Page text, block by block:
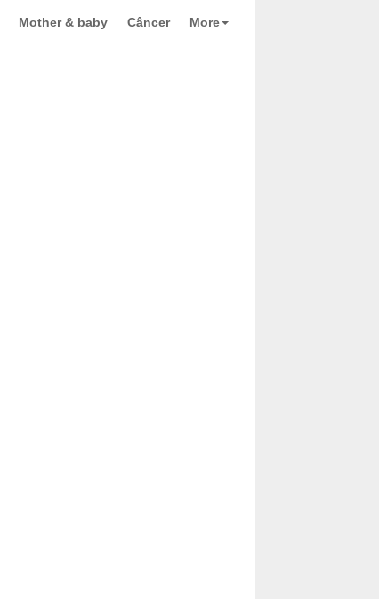
Mother & baby Câncer More